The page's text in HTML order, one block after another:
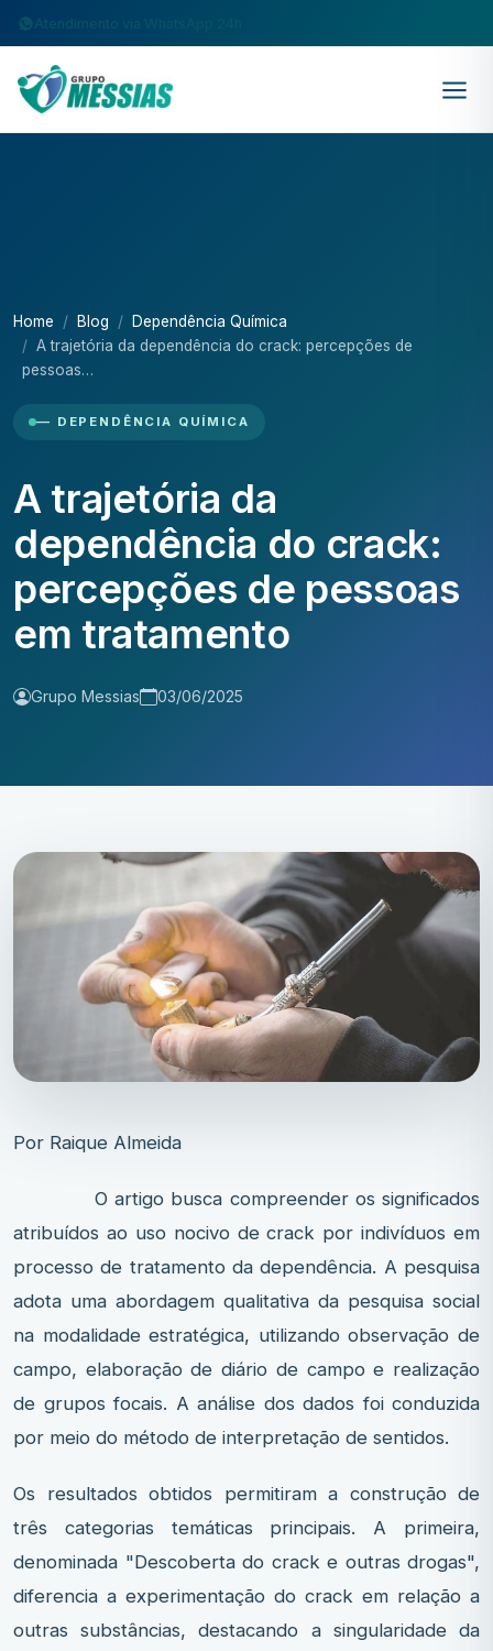
Atendimento via WhatsApp 24h
Home Blog
Dependência Química
A trajetória da dependência do crack: percepções de
pessoas…
— DEPENDÊNCIA QUÍMICA
A trajetória da
dependência do crack:
percepções de pessoas
em tratamento
Grupo Messias 03/06/2025
Por Raique Almeida
O artigo busca compreender os significados
atribuídos ao uso nocivo de crack por indivíduos em
processo de tratamento da dependência. A pesquisa
adota uma abordagem qualitativa da pesquisa social
na modalidade estratégica, utilizando observação de
campo, elaboração de diário de campo e realização
de grupos focais. A análise dos dados foi conduzida
por meio do método de interpretação de sentidos.
Os resultados obtidos permitiram a construção de
três categorias temáticas principais. A primeira,
denominada "Descoberta do crack e outras drogas",
diferencia a experimentação do crack em relação a
outras substâncias, destacando a singularidade da